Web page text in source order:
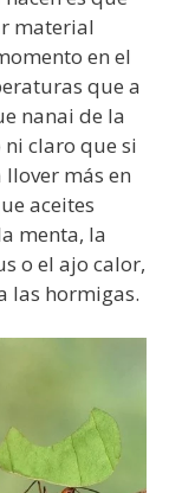
material
en el
que a
nanai de la
claro que si
más en
aceites
menta, la
o el ajo calor,
las hormigas.